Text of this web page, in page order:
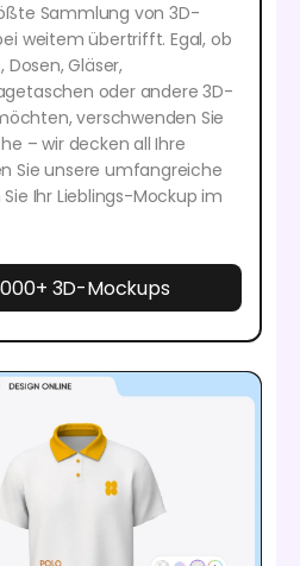
Sammlung von 3D-
weitem übertrifft. Egal, ob
Dosen, Gläser,
oder andere 3D-
verschwenden Sie
– wir decken all Ihre
Sie unsere umfangreiche
Ihr Lieblings-Mockup im
3D-Mockups